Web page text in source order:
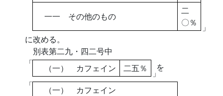
一一 その他のもの
二
〇％
」
に改める。
別表第二九・四二号中
「
（一） カフェイン 二五％ 」
を
「
（一） カフェイン